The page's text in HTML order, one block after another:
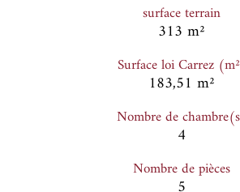
surface terrain
313 m²
Surface loi Carrez
183,51 m²
Nombre de
4
Nombre de pièces